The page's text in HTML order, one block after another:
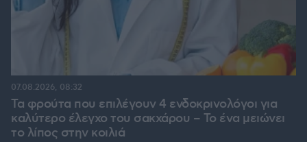
Τα φρούτα που επιλέγουν 4 ενδοκρινολόγοι για
καλύτερο έλεγχο του σακχάρου – Το ένα μειώνει
το λίπος στην κοιλιά
07.08.2026, 08:32